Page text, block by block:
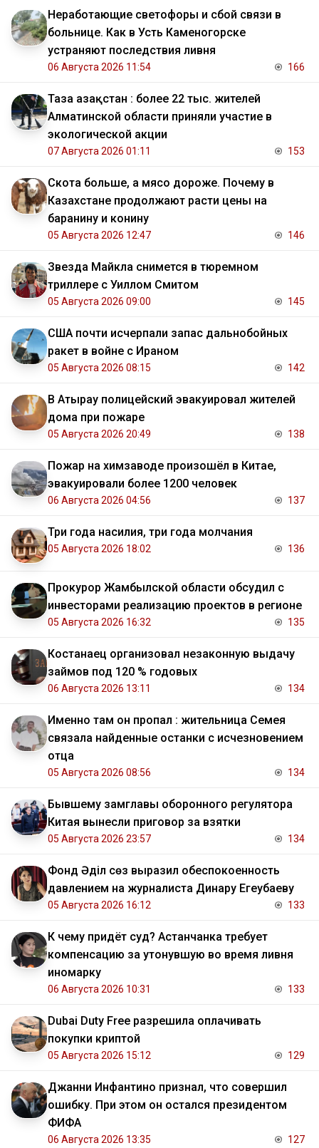
Неработающие светофоры и сбой связи в
больнице. Как в Усть Каменогорске
устраняют последствия ливня
06 Августа 2026 11:54 166
Таза Қазақстан : более 22 тыс. жителей
Алматинской области приняли участие в
экологической акции
07 Августа 2026 01:11 153
Скота больше, а мясо дороже. Почему в
Казахстане продолжают расти цены на
баранину и конину
05 Августа 2026 12:47 146
Звезда Майкла снимется в тюремном
триллере с Уиллом Смитом
05 Августа 2026 09:00 145
США почти исчерпали запас дальнобойных
ракет в войне с Ираном
05 Августа 2026 08:15 142
В Атырау полицейский эвакуировал жителей
дома при пожаре
05 Августа 2026 20:49 138
Пожар на химзаводе произошёл в Китае,
эвакуировали более 1200 человек
06 Августа 2026 04:56 137
Три года насилия, три года молчания
05 Августа 2026 18:02 136
Прокурор Жамбылской области обсудил с
инвесторами реализацию проектов в регионе
05 Августа 2026 16:32 135
Костанаец организовал незаконную выдачу
займов под 120 % годовых
06 Августа 2026 13:11 134
Именно там он пропал : жительница Семея
связала найденные останки с исчезновением
отца
05 Августа 2026 08:56 134
Бывшему замглавы оборонного регулятора
Китая вынесли приговор за взятки
05 Августа 2026 23:57 134
Фонд Әділ сөз выразил обеспокоенность
давлением на журналиста Динару Егеубаеву
05 Августа 2026 16:12 133
К чему придёт суд? Астанчанка требует
компенсацию за утонувшую во время ливня
иномарку
06 Августа 2026 10:31 133
Dubai Duty Free разрешила оплачивать
покупки криптой
05 Августа 2026 15:12 129
Джанни Инфантино признал, что совершил
ошибку. При этом он остался президентом
ФИФА
06 Августа 2026 13:35 127